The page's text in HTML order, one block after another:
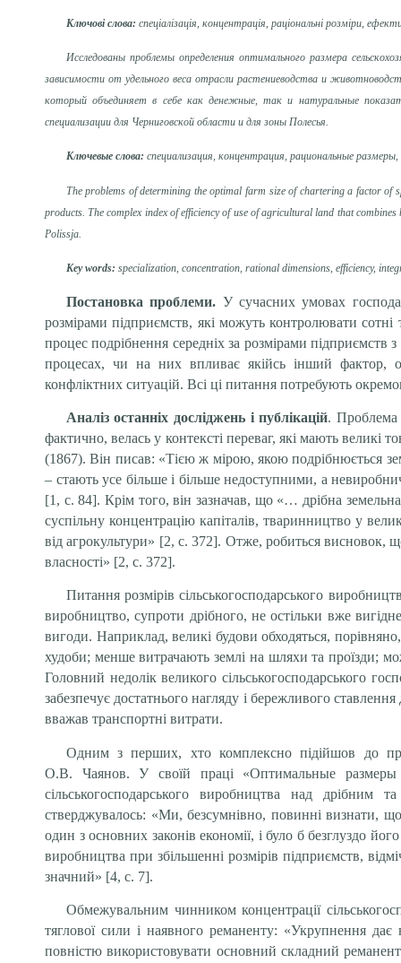
Ключові слова: спеціалізація, концентрація, раціональні розміри,
Исследованы проблемы определения оптимального размера
зависимости от удельного веса отрасли растениеводства и
который объединяет в себе как денежные, так и натуральные
специализации для Черниговской области и для зоны Полесья.
Ключевые слова: специализация, концентрация, рациональные
The problems of determining the optimal farm size of chartering a factor of
products. The complex index of efficiency of use of agricultural land that
Polissja.
Key words: specialization, concentration, rational dimensions, efficiency,
Постановка проблеми. У сучасних умовах
розмірами підприємств, які можуть контролювати сотні
процес подрібнення середніх за розмірами
процесах, чи на них впливає якійсь інший фактор,
конфліктних ситуацій. Всі ці питання потребують
Аналіз останніх досліджень і публікацій. Проблема
фактично, велась у контексті переваг, які мають
(1867). Він писав: «Тією ж мірою, якою подрібнюється
– стають усе більше і більше недоступними, а
[1, с. 84]. Крім того, він зазначав, що «… дрібна
суспільну концентрацію капіталів, тваринництво у
від агрокультури» [2, с. 372]. Отже, робиться висновок,
власності» [2, с. 372].
Питання розмірів сільськогосподарського
виробництво, супроти дрібного, не остільки вже
вигоди. Наприклад, великі будови обходяться,
худоби; менше витрачають землі на шляхи та проїзди;
Головний недолік великого сільськогосподарського
забезпечує достатнього нагляду і бережливого
вважав транспортні витрати.
Одним з перших, хто комплексно підійшов до
О.В. Чаянов. У своїй праці «Оптимальные размеры
сільськогосподарського виробництва над дрібним
стверджувалось: «Ми, безсумнівно, повинні визнати,
один з основних законів економії, і було б безглуздо
виробництва при збільшенні розмірів підприємств,
значний» [4, с. 7].
Обмежувальним чинником концентрації
тяглової сили і наявного реманенту: «Укрупнення
повністю використовувати основний складний